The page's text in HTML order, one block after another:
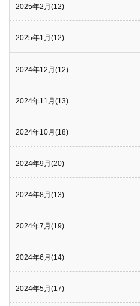
2025年2月(12)
2025年1月(12)
2024年12月(12)
2024年11月(13)
2024年10月(18)
2024年9月(20)
2024年8月(13)
2024年7月(19)
2024年6月(14)
2024年5月(17)